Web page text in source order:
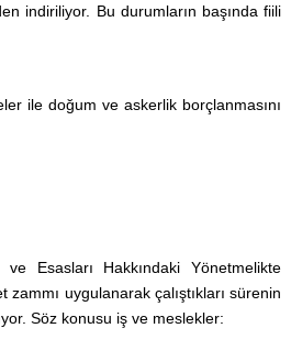
indiriliyor. Bu durumların başında fiili
ile doğum ve askerlik borçlanmasını
Esasları Hakkındaki Yönetmelikte
uygulanarak çalıştıkları sürenin
Söz konusu iş ve meslekler: